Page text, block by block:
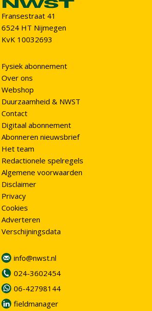
Fransestraat 41
6524 HT Nijmegen
KvK 10032693
Fysiek abonnement
Over ons
Webshop
Duurzaamheid & NWST
Contact
Digitaal abonnement
Abonneren nieuwsbrief
Het team
Redactionele spelregels
Algemene voorwaarden
Disclaimer
Privacy
Cookies
Adverteren
Verschijningsdata
info@nwst.nl
024-3602454
06-42798144
fieldmanager